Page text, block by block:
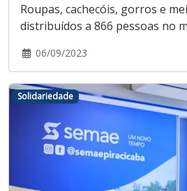
Roupas, cachecóis, gorros e
distribuídos a 866 pessoas no
06/09/2023
Solidariedade